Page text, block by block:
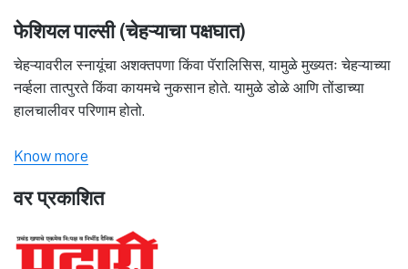
फेशियल पाल्सी (चेहऱ्याचा पक्षघात)
चेहऱ्यावरील स्नायूंचा अशक्तपणा किंवा पॅरालिसिस, यामुळे मुख्यतः चेहऱ्याच्या
नर्व्हला तात्पुरते किंवा कायमचे नुकसान होते. यामुळे डोळे आणि तोंडाच्या
हालचालीवर परिणाम होतो.
Know more
वर प्रकाशित